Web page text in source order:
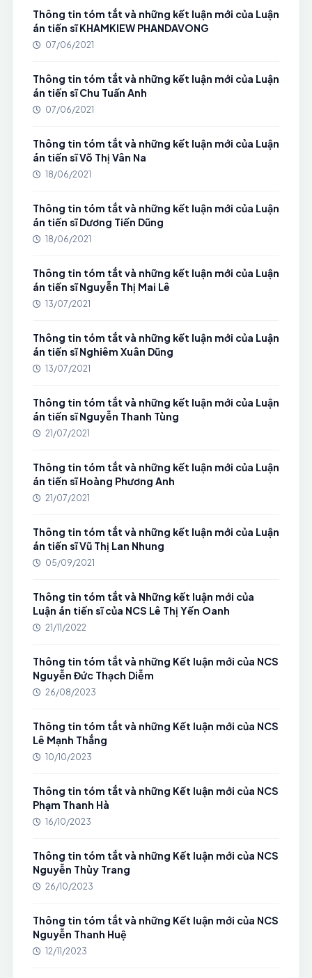
Thông tin tóm tắt và những kết luận mới của Luận
án tiến sĩ KHAMKIEW PHANDAVONG
07/06/2021
Thông tin tóm tắt và những kết luận mới của Luận
án tiến sĩ Chu Tuấn Anh
07/06/2021
Thông tin tóm tắt và những kết luận mới của Luận
án tiến sĩ Võ Thị Vân Na
18/06/2021
Thông tin tóm tắt và những kết luận mới của Luận
án tiến sĩ Dương Tiến Dũng
18/06/2021
Thông tin tóm tắt và những kết luận mới của Luận
án tiến sĩ Nguyễn Thị Mai Lê
13/07/2021
Thông tin tóm tắt và những kết luận mới của Luận
án tiến sĩ Nghiêm Xuân Dũng
13/07/2021
Thông tin tóm tắt và những kết luận mới của Luận
án tiến sĩ Nguyễn Thanh Tùng
21/07/2021
Thông tin tóm tắt và những kết luận mới của Luận
án tiến sĩ Hoàng Phương Anh
21/07/2021
Thông tin tóm tắt và những kết luận mới của Luận
án tiến sĩ Vũ Thị Lan Nhung
05/09/2021
Thông tin tóm tắt và Những kết luận mới của
Luận án tiến sĩ của NCS Lê Thị Yến Oanh
21/11/2022
Thông tin tóm tắt và những Kết luận mới của NCS
Nguyễn Đức Thạch Diễm
26/08/2023
Thông tin tóm tắt và những Kết luận mới của NCS
Lê Mạnh Thắng
10/10/2023
Thông tin tóm tắt và những Kết luận mới của NCS
Phạm Thanh Hà
16/10/2023
Thông tin tóm tắt và những Kết luận mới của NCS
Nguyễn Thùy Trang
26/10/2023
Thông tin tóm tắt và những Kết luận mới của NCS
Nguyễn Thanh Huệ
12/11/2023